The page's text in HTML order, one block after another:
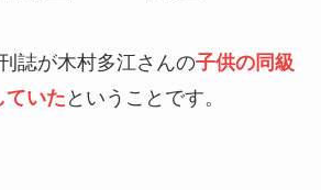
誌が木村多江さんの子供の同級
ていた ということです。